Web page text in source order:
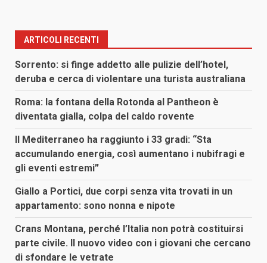
ARTICOLI RECENTI
Sorrento: si finge addetto alle pulizie dell’hotel,
deruba e cerca di violentare una turista australiana
Roma: la fontana della Rotonda al Pantheon è
diventata gialla, colpa del caldo rovente
Il Mediterraneo ha raggiunto i 33 gradi: “Sta
accumulando energia, così aumentano i nubifragi e
gli eventi estremi”
Giallo a Portici, due corpi senza vita trovati in un
appartamento: sono nonna e nipote
Crans Montana, perché l’Italia non potrà costituirsi
parte civile. Il nuovo video con i giovani che cercano
di sfondare le vetrate